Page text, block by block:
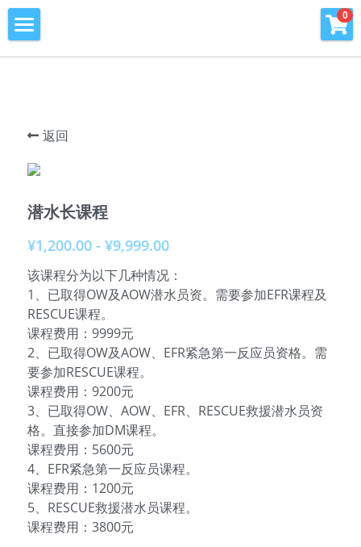
0
首页
潜水海洋公益环保
旅行及潜水旅行
窥海潜水训练基地
潜水知识库
PADI周边产品
会员专区
参加课程
俱乐部介绍
服务伙伴
特别推荐
返回
潜水长课程
¥1,200.00 - ¥9,999.00
该课程分为以下几种情况：
1、已取得OW及AOW潜水员资。需要参加EFR课程及
RESCUE课程。
课程费用：9999元
2、已取得OW及AOW、EFR紧急第一反应员资格。需
要参加RESCUE课程。
课程费用：9200元
3、已取得OW、AOW、EFR、RESCUE救援潜水员资
格。直接参加DM课程。
课程费用：5600元
4、EFR紧急第一反应员课程。
课程费用：1200元
5、RESCUE救援潜水员课程。
课程费用：3800元
×